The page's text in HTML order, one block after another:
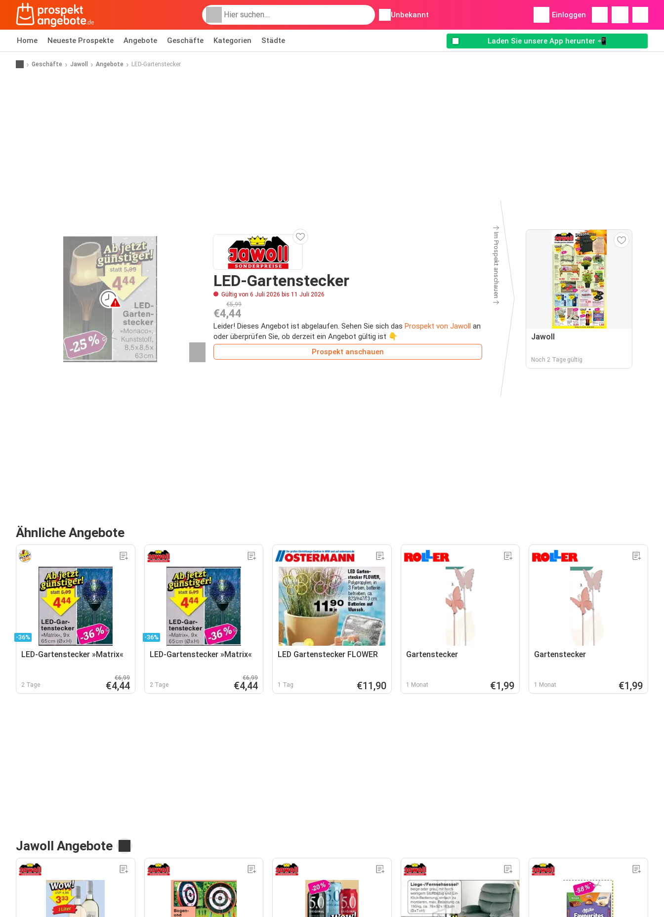
Unbekannt Einloggen
Home Neueste Prospekte Angebote Geschäfte Kategorien Städte Laden Sie unsere App herunter 📲
Geschäfte Jawoll Angebote LED-Gartenstecker
LED-Gartenstecker
Gültig von 6 Juli 2026 bis 11 Juli 2026
€5,99
€4,44
Leider! Dieses Angebot ist abgelaufen. Sehen Sie sich das Prospekt von Jawoll an
oder überprüfen Sie, ob derzeit ein Angebot gültig ist 👇
Prospekt anschauen
Im Prospekt anschauen
Jawoll
Noch 2 Tage gültig
Ähnliche Angebote
-36%
LED-Gartenstecker »Matrix«
2 Tage
€6,99
€4,44
-36%
LED-Gartenstecker »Matrix«
2 Tage
€6,99
€4,44
LED Gartenstecker FLOWER
1 Tag €11,90
Gartenstecker
1 Monat €1,99
Gartenstecker
1 Monat €1,99
Jawoll Angebote